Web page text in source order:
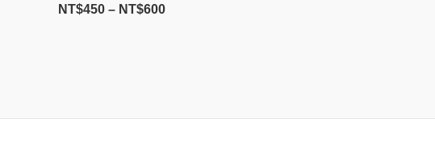
NT$450 – NT$600